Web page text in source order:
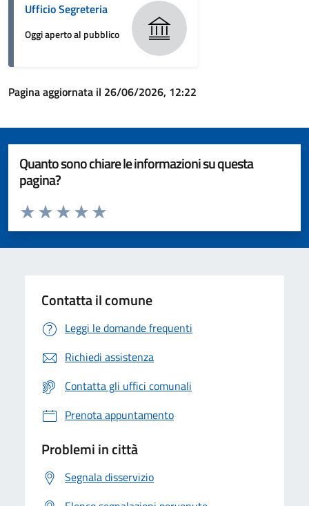
Ufficio Segreteria
Oggi aperto al pubblico
Pagina aggiornata il 26/06/2026, 12:22
Quanto sono chiare le informazioni su questa
pagina?
Valuta da 1 a 5 stelle la pagina
Valuta 5 stelle su 5
Valuta 4 stelle su 5
Valuta 3 stelle su 5
Valuta 2 stelle su 5
Valuta 1 stelle su 5
Contatta il comune
Leggi le domande frequenti
Richiedi assistenza
Contatta gli uffici comunali
Prenota appuntamento
Problemi in città
Segnala disservizio